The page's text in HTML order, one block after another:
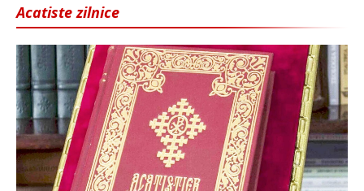
Acatiste zilnice